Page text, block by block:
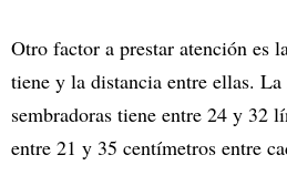
Otro factor a prestar atención es
tiene y la distancia entre ellas. La
sembradoras tiene entre 24 y 32
entre 21 y 35 centímetros entre